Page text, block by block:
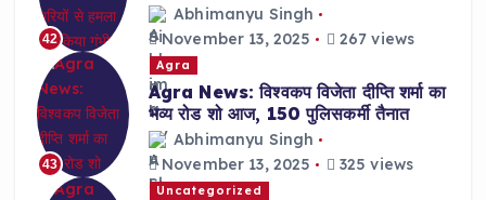
42
Abhimanyu Singh
November 13, 2025
267 views
43
Agra
Agra News: विश्वकप विजेता दीप्ति शर्मा का
भव्य रोड शो आज, 150 पुलिसकर्मी तैनात
Abhimanyu Singh
November 13, 2025
325 views
Uncategorized